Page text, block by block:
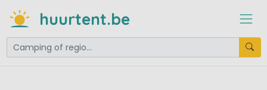
huurtent.be